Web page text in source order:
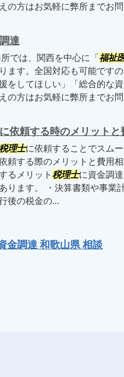
の方はお気軽に弊所までお
達
では、関西を中心に「福祉
ます。全国対応も可能です
をしてほしい」「総合的な
の方はお気軽に弊所までお問
依頼する時のメリットと
理士に依頼することでスム
頼する際のメリットと費用
るメリット税理士に資金調
ります。 ・決算書類や事業
後の税金の...
金調達 和歌山県 相談